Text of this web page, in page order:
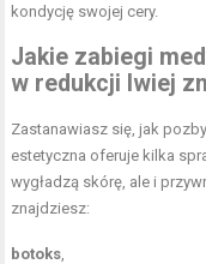
kondycję swojej cery.
Jakie zabiegi
w redukcji lwiej
Zastanawiasz się, jak
estetyczna oferuje kilka
wygładzą skórę, ale i
znajdziesz:
botoks